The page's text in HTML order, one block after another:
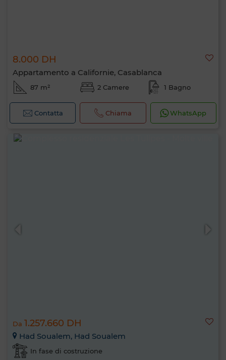
8.000 DH
Appartamento a Californie, Casablanca
87 m² 2 Camere 1 Bagno
Contatta Chiama WhatsApp
Da 1.257.660 DH
Had Soualem, Had Soualem
In fase di costruzione